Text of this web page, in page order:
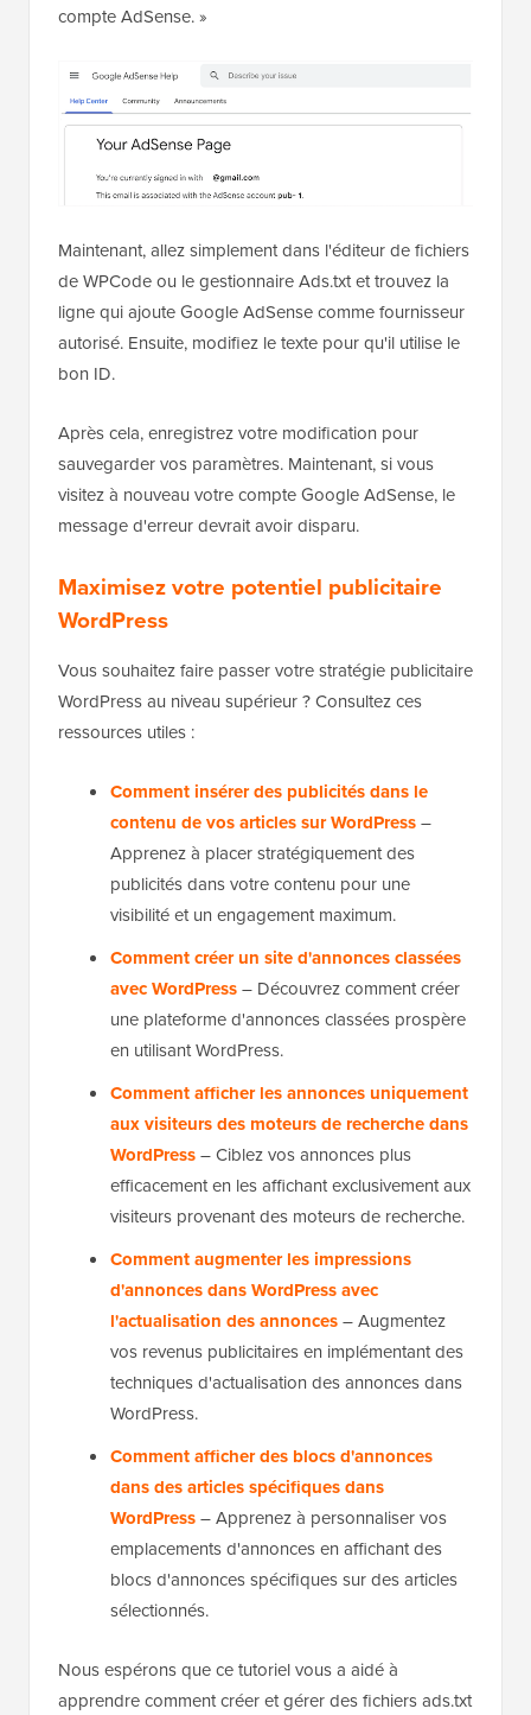
compte AdSense. »
Maintenant, allez simplement dans l'éditeur de fichiers
de WPCode ou le gestionnaire Ads.txt et trouvez la
ligne qui ajoute Google AdSense comme fournisseur
autorisé. Ensuite, modifiez le texte pour qu'il utilise le
bon ID.
Après cela, enregistrez votre modification pour
sauvegarder vos paramètres. Maintenant, si vous
visitez à nouveau votre compte Google AdSense, le
message d'erreur devrait avoir disparu.
Maximisez votre potentiel publicitaire
WordPress
Vous souhaitez faire passer votre stratégie publicitaire
WordPress au niveau supérieur ? Consultez ces
ressources utiles :
Comment insérer des publicités dans le
contenu de vos articles sur WordPress–
Apprenez à placer stratégiquement des
publicités dans votre contenu pour une
visibilité et un engagement maximum.
Comment créer un site d'annonces classées
avec WordPress– Découvrez comment créer
une plateforme d'annonces classées prospère
en utilisant WordPress.
Comment afficher les annonces uniquement
aux visiteurs des moteurs de recherche dans
WordPress– Ciblez vos annonces plus
efficacement en les affichant exclusivement aux
visiteurs provenant des moteurs de recherche.
Comment augmenter les impressions
d'annonces dans WordPress avec
l'actualisation des annonces– Augmentez
vos revenus publicitaires en implémentant des
techniques d'actualisation des annonces dans
WordPress.
Comment afficher des blocs d'annonces
dans des articles spécifiques dans
WordPress– Apprenez à personnaliser vos
emplacements d'annonces en affichant des
blocs d'annonces spécifiques sur des articles
sélectionnés.
Nous espérons que ce tutoriel vous a aidé à
apprendre comment créer et gérer des fichiers ads.txt